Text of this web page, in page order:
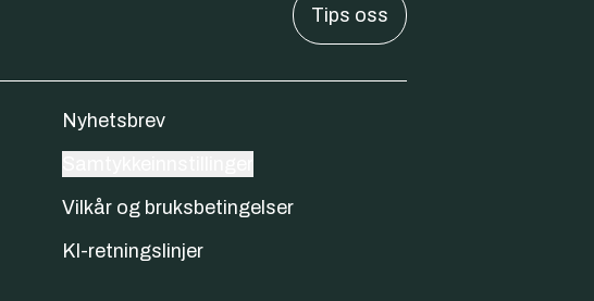
Tips oss
Nyhetsbrev
Vilkår og bruksbetingelser
KI-retningslinjer